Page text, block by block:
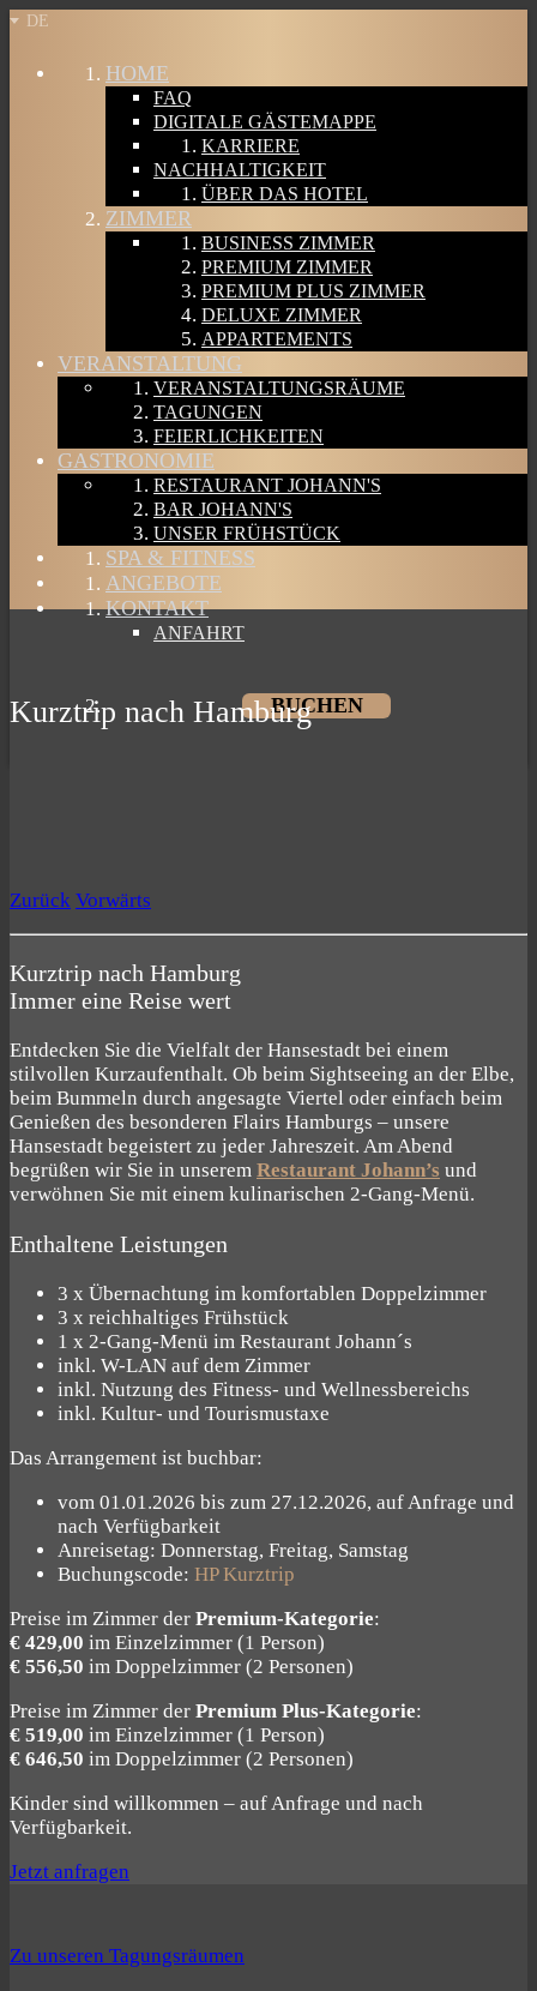
DE
HOME
FAQ
DIGITALE GÄSTEMAPPE
KARRIERE
NACHHALTIGKEIT
ÜBER DAS HOTEL
ZIMMER
BUSINESS ZIMMER
PREMIUM ZIMMER
PREMIUM PLUS ZIMMER
DELUXE ZIMMER
APPARTEMENTS
VERANSTALTUNG
VERANSTALTUNGSRÄUME
TAGUNGEN
FEIERLICHKEITEN
GASTRONOMIE
RESTAURANT JOHANN'S
BAR JOHANN'S
UNSER FRÜHSTÜCK
SPA & FITNESS
ANGEBOTE
KONTAKT
ANFAHRT
BUCHEN
Kurztrip nach Hamburg
Zurück Vorwärts
Kurztrip nach Hamburg
Immer eine Reise wert
Entdecken Sie die Vielfalt der Hansestadt bei einem
stilvollen Kurzaufenthalt. Ob beim Sightseeing an der Elbe,
beim Bummeln durch angesagte Viertel oder einfach beim
Genießen des besonderen Flairs Hamburgs – unsere
Hansestadt begeistert zu jeder Jahreszeit. Am Abend
begrüßen wir Sie in unserem Restaurant Johann’s und
verwöhnen Sie mit einem kulinarischen 2-Gang-Menü.
Enthaltene Leistungen
3 x Übernachtung im komfortablen Doppelzimmer
3 x reichhaltiges Frühstück
1 x 2-Gang-Menü im Restaurant Johann´s
inkl. W-LAN auf dem Zimmer
inkl. Nutzung des Fitness- und Wellnessbereichs
inkl. Kultur- und Tourismustaxe
Das Arrangement ist buchbar:
vom 01.01.2026 bis zum 27.12.2026, auf Anfrage und
nach Verfügbarkeit
Anreisetag: Donnerstag, Freitag, Samstag
Buchungscode: HP Kurztrip
Preise im Zimmer der Premium-Kategorie:
€ 429,00 im Einzelzimmer (1 Person)
€ 556,50 im Doppelzimmer (2 Personen)
Preise im Zimmer der Premium Plus-Kategorie:
€ 519,00 im Einzelzimmer (1 Person)
€ 646,50 im Doppelzimmer (2 Personen)
Kinder sind willkommen – auf Anfrage und nach
Verfügbarkeit.
Jetzt anfragen
Zu unseren Tagungsräumen